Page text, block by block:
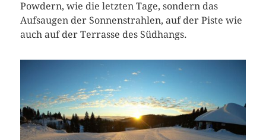
Powdern, wie die letzten Tage, sondern das
Aufsaugen der Sonnenstrahlen, auf der Piste wie
auch auf der Terrasse des Südhangs.